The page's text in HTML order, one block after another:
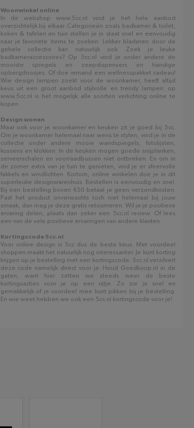
Woonwinkel online
In de webshop www.5cc.nl vind je het hele aanbod
overzichtelijk bij elkaar. Categorieën zoals badkamer & toilet,
koken & tafelen en tuin stellen je in staat snel en eenvoudig
naar je favoriete items te zoeken. Lekker bladeren door de
gehele collectie kan natuurlijk ook. Zoek je leuke
badkameraccessoires? Op 5cc.nl vind je onder andere de
mooiste spiegels en zeepdispensers en handige
opbergdoosjes. Of doe iemand een wellnesspakket cadeau!
Wie design lampen zoekt voor de woonkamer, heeft altijd
keus uit een groot aanbod stijlvolle en trendy lampen: op
www.5cc.nl is het mogelijk alle soorten verlichting online te
kopen.
Design wonen
Maar ook voor je woonkamer en keuken zit je goed bij 5cc.
Om je woonkamer helemaal naar wens te stylen, vind je in de
collectie onder andere mooie wandspiegels, fotolijsten,
kussens en klokken. In de keuken mogen goede snijplanken,
serveerschalen en voorraadbussen niet ontbreken. En om in
de zomer extra van je tuin te genieten, vind je er sfeervolle
fakkels en windlichten. Kortom, online winkelen doe je in dit
superleuke designwarenhuis. Bestellen is eenvoudig en snel.
Bij een bestelling boven €50 betaal je geen verzendkosten.
Past het product onverwachts toch niet helemaal bij jouw
smaak, dan mag je deze gratis retourneren. Wil je je positieve
ervaring delen, plaats dan zeker een 5cc.nl review. Of lees
een van de vele positieve ervaringen van andere klanten.
Kortingscode 5cc.nl
Voor online design is 5cc dus de beste keus. Met voordeel
shoppen maakt het natuurlijk nog interessanter. Je kunt korting
krijgen op je bestelling met een kortingscode. 5cc.nl verzilvert
deze code namelijk direct voor je. Houd Goedkoop.nl in de
gaten, want hier zetten we steeds weer de beste
kortingsacties voor je op een rijtje. Zo zie je snel en
gemakkelijk of je voordeel mee kunt pikken bij je bestelling.
En wie weet hebben we ook een 5cc.nl kortingscode voor je!